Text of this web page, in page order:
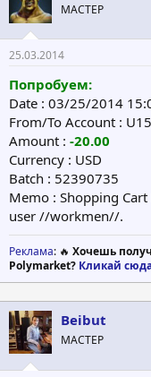
МАСТЕР
25.03.2014
Попробуем:
Date : 03/25/2014
From/To Account :
Amount : -20.00
Currency : USD
Batch : 52390735
Memo : Shopping
user //workmen//.
Реклама: 🔥 Хочешь
Polymarket? Кликай
Beibut
МАСТЕР